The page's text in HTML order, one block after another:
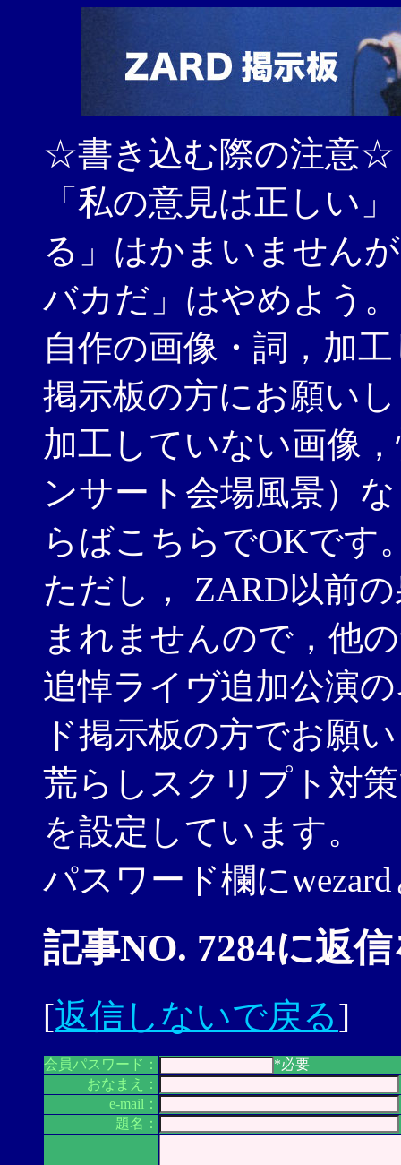
☆書き込む際の注意☆
「私の意見は正しい
る」はかまいません
バカだ」はやめよう。
自作の画像・詞，加
掲示板の方にお願い
加工していない画像
ンサート会場風景）
らばこちらでOKです
ただし， ZARD以前
まれませんので，他
追悼ライヴ追加公演
ド掲示板の方でお願
荒らしスクリプト対
を設定しています。
パスワード欄に
記事NO. 7284に返
[返信しないで戻る]
会員パスワード：
*必要
おなまえ：
e-mail：
題名：